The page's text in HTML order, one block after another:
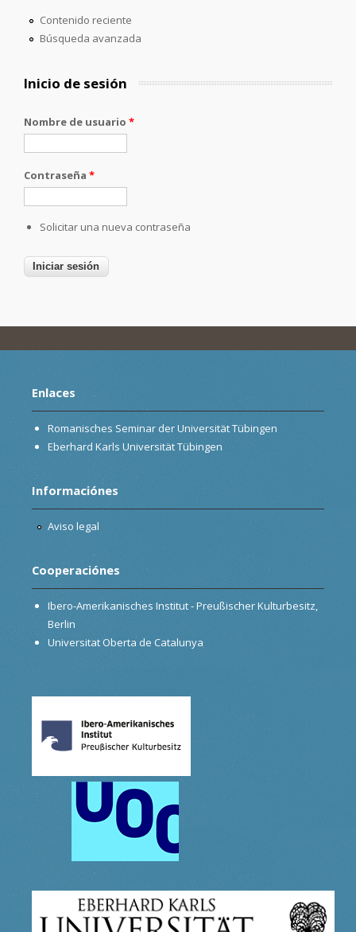
Contenido reciente
Búsqueda avanzada
Inicio de sesión
Nombre de usuario *
Contraseña *
Solicitar una nueva contraseña
Enlaces
Romanisches Seminar der Universität Tübingen
Eberhard Karls Universität Tübingen
Informaciónes
Aviso legal
Cooperaciónes
Ibero-Amerikanisches Institut - Preußischer Kulturbesitz,
Berlin
Universitat Oberta de Catalunya